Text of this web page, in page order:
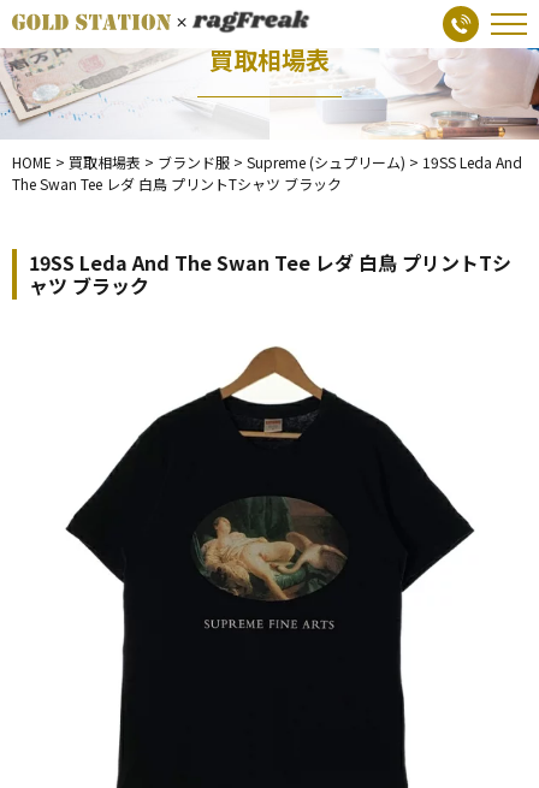
買取相場表
HOME > 買取相場表 > ブランド服 > Supreme (シュプリーム) > 19SS Leda And
The Swan Tee レダ 白鳥 プリントTシャツ ブラック
19SS Leda And The Swan Tee レダ 白鳥 プリントTシ
ャツ ブラック